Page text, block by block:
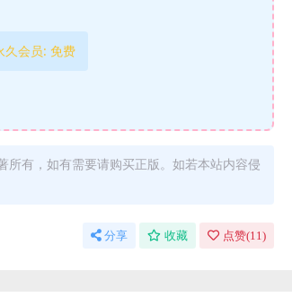
久会员: 免费
有，如有需要请购买正版。如若本站内容侵
分享 收藏 点赞(11)